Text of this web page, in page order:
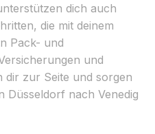
dich auch
die mit deinem
Pack- und
und
dir zur Seite und sorgen
Düsseldorf nach Venedig